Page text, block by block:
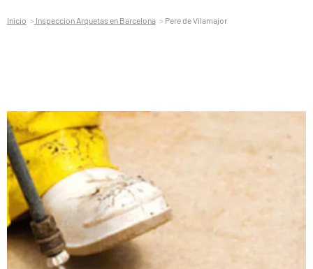
Inicio Inspeccion Arquetas en Barcelona Pere de Vilamajor